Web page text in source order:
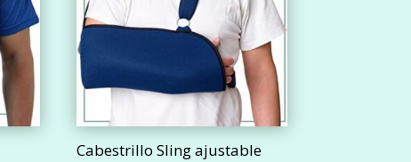
Cabestrillo Sling ajustable